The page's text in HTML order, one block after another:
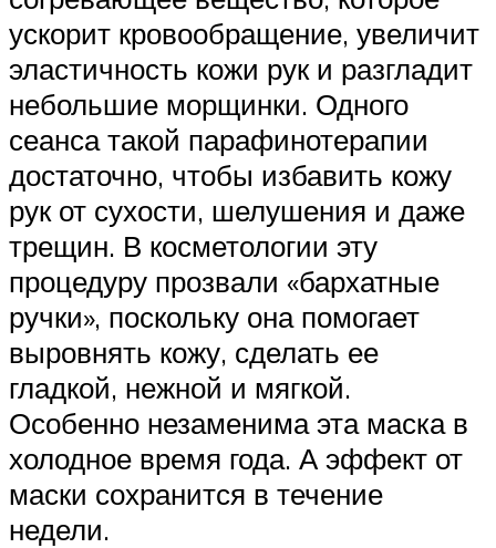
ускорит кровообращение, увеличит
эластичность кожи рук и разгладит
небольшие морщинки. Одного
сеанса такой парафинотерапии
достаточно, чтобы избавить кожу
рук от сухости, шелушения и даже
трещин. В косметологии эту
процедуру прозвали «бархатные
ручки», поскольку она помогает
выровнять кожу, сделать ее
гладкой, нежной и мягкой.
Особенно незаменима эта маска в
холодное время года. А эффект от
маски сохранится в течение
недели.